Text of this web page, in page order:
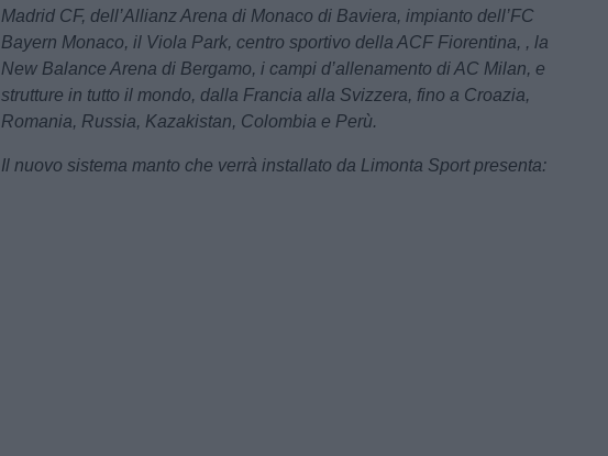
Madrid CF, dell’Allianz Arena di Monaco di Baviera, impianto dell’FC
Bayern Monaco, il Viola Park, centro sportivo della ACF Fiorentina, , la
New Balance Arena di Bergamo, i campi d’allenamento di AC Milan, e
strutture in tutto il mondo, dalla Francia alla Svizzera, fino a Croazia,
Romania, Russia, Kazakistan, Colombia e Perù.
Il nuovo sistema manto che verrà installato da Limonta Sport presenta: